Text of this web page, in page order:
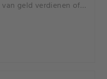
geld verdienen of
een tragisch einde.